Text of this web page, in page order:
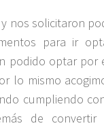
nos solicitaron
para ir
podido optar por
lo mismo
cumpliendo
de